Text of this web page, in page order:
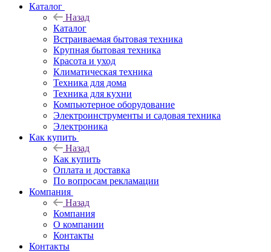
Каталог
Назад
Каталог
Встраиваемая бытовая техника
Крупная бытовая техника
Красота и уход
Климатическая техника
Техника для дома
Техника для кухни
Компьютерное оборудование
Электроинструменты и садовая техника
Электроника
Как купить
Назад
Как купить
Оплата и доставка
По вопросам рекламации
Компания
Назад
Компания
О компании
Контакты
Контакты